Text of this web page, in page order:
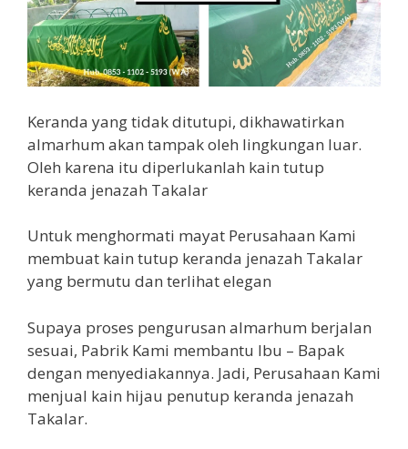
Keranda yang tidak ditutupi, dikhawatirkan
almarhum akan tampak oleh lingkungan luar.
Oleh karena itu diperlukanlah kain tutup
keranda jenazah Takalar
Untuk menghormati mayat Perusahaan Kami
membuat kain tutup keranda jenazah Takalar
yang bermutu dan terlihat elegan
Supaya proses pengurusan almarhum berjalan
sesuai, Pabrik Kami membantu Ibu – Bapak
dengan menyediakannya. Jadi, Perusahaan Kami
menjual kain hijau penutup keranda jenazah
Takalar.